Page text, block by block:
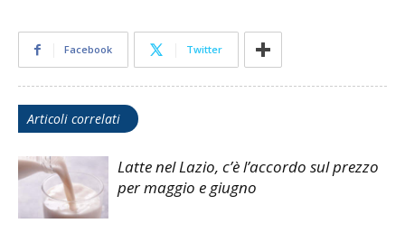
Facebook Twitter
Articoli correlati
Latte nel Lazio, c’è l’accordo sul prezzo
per maggio e giugno